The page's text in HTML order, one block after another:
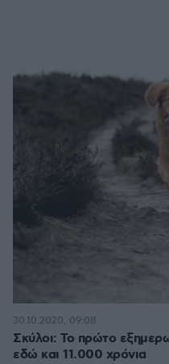
Σκύλοι: Το πρώτο
εδώ και 11.000 χρόνια
30.10.2020, 09:08